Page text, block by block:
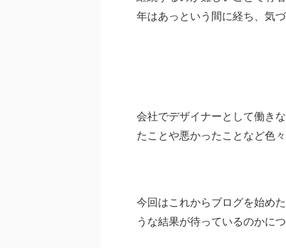
年はあっという間に経ち、気
会社でデザイナーとして働き
たことや悪かったことなど色
今回はこれからブログを始め
うな結果が待っているのかに